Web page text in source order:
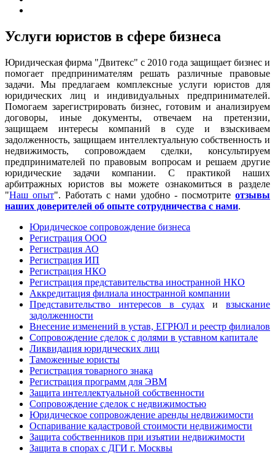
Услуги юристов в сфере бизнеса
Юридическая фирма "Двитекс" с 2010 года защищает бизнес и
помогает предпринимателям решать различные правовые
задачи. Мы предлагаем комплексные услуги юристов для
юридических лиц и индивидуальных предпринимателей.
Помогаем зарегистрировать бизнес, готовим и анализируем
договоры, иные документы, отвечаем на претензии,
защищаем интересы компаний в суде и взыскиваем
задолженность, защищаем интеллектуальную собственность и
недвижимость, сопровождаем сделки, консультируем
предпринимателей по правовым вопросам и решаем другие
юридические задачи компании. С практикой наших
арбитражных юристов вы можете ознакомиться в разделе
"Наш опыт". Работать с нами удобно - посмотрите отзывы
наших доверителей об опыте сотрудничества с нами.
Юридическое сопровождение бизнеса
Регистрация ООО
Регистрация АО
Регистрация ИП
Регистрация НКО
Регистрация представительства иностранной НКО
Аккредитация филиала иностранной компании
Представительство интересов в судах ивзыскание
задолженности
Внесение изменений в устав, ЕГРЮЛ и реестр филиалов
Сопровождение сделок с долями в уставном капитале
Ликвидация юридических лиц
Таможенные юристы
Регистрация товарного знака
Регистрация программ для ЭВМ
Защита интеллектуальной собственности
Сопровождение сделок с недвижимостью
Юридическое сопровождение аренды недвижимости
Оспаривание кадастровой стоимости недвижимости
Защита собственников при изъятии недвижимости
Защита в спорах с ДГИ г. Москвы